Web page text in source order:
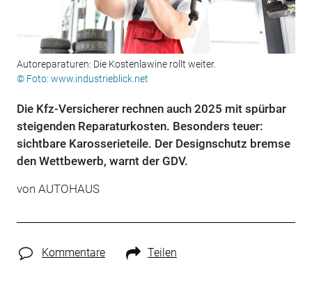
Autoreparaturen: Die Kostenlawine rollt weiter.
© Foto: www.industrieblick.net
Die Kfz-Versicherer rechnen auch 2025 mit spürbar
steigenden Reparaturkosten. Besonders teuer:
sichtbare Karosserieteile. Der Designschutz bremse
den Wettbewerb, warnt der GDV.
von AUTOHAUS
Kommentare Teilen